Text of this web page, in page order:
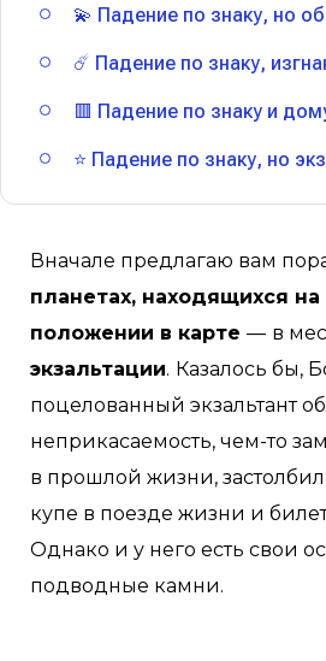
💫 Падение по знаку, но
☄️ Падение по знаку,
🟥 Падение по знаку и
⭐️ Падение по знаку, но
Вначале предлагаю вам
планетах, находящихся
положении в карте — в
экзальтации. Казалось бы,
поцелованный экзальтант
неприкасаемость, чем-то
в прошлой жизни,
купе в поезде жизни и
Однако и у него есть свои
подводные камни.